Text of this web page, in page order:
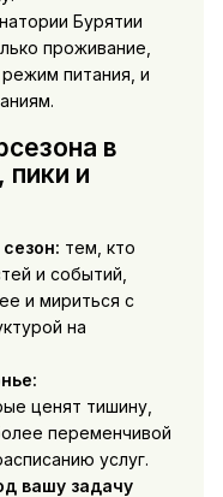
Бурятии
проживание,
питания, и
в
пики и
тем, кто
и событий,
и мириться с
на
ценят тишину,
переменчивой
услуг.
вашу задачу